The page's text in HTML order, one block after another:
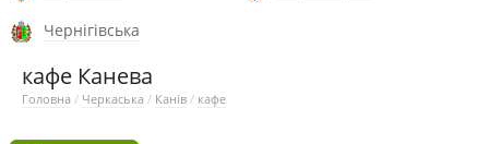
Чернігівська
кафе Канева
Головна / Черкаська / Канів / кафе